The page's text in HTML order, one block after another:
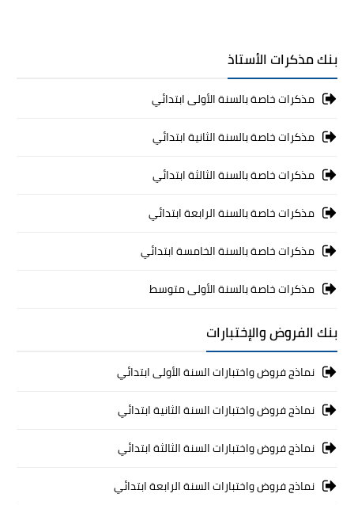
بنك مذكرات الأستاذ
مذكرات خاصة بالسنة الأولى ابتدائي
مذكرات خاصة بالسنة الثانية ابتدائي
مذكرات خاصة بالسنة الثالثة ابتدائي
مذكرات خاصة بالسنة الرابعة ابتدائي
مذكرات خاصة بالسنة الخامسة ابتدائي
مذكرات خاصة بالسنة الأولى متوسط
بنك الفروض والإختبارات
نماذج فروض واختبارات السنة الأولى ابتدائي
نماذج فروض واختبارات السنة الثانية ابتدائي
نماذج فروض واختبارات السنة الثالثة ابتدائي
نماذج فروض واختبارات السنة الرابعة ابتدائي